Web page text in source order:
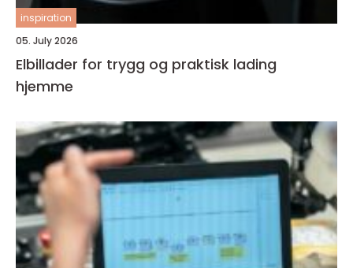
inspiration
05. July 2026
Elbillader for trygg og praktisk lading
hjemme